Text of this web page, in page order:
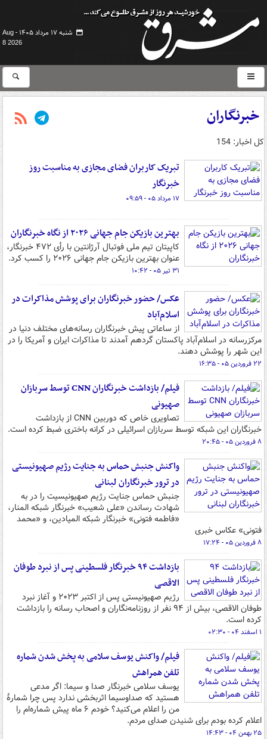
شنبه ۱۷ مرداد ۱۴۰۵ -
Aug
8 2026
خبرنگاران
کل اخبار: 154
تبریک کاربران فضای مجازی به مناسبت روز
خبرنگار
۱۷ مرداد ۰۵ - ۰۹:۵۹
بهترین بازیکن جام جهانی ۲۰۲۶ از نگاه خبرنگاران
کاپیتان تیم ملی فوتبال آرژانتین با رأی ۴۷۲ خبرنگار،
عنوان بهترین بازیکن جام جهانی ۲۰۲۶ را کسب کرد.
۳۱ تیر ۰۵ - ۱۰:۴۲
عکس/ حضور خبرنگاران برای پوشش مذاکرات در
اسلام‌آباد
از ساعاتی پیش خبرنگاران رسانه‌های مختلف دنیا در
مرکزرسانه در اسلام‌آباد پاکستان گردهم آمدند تا مذاکرات ایران و آمریکا را در
این شهر را پوشش دهند.
۲۲ فروردین ۰۵ - ۱۶:۳۵
فیلم/ بازداشت خبرنگاران CNN توسط سربازان
صهیونی
تصاویری خاص که دوربین CNN از بازداشت
خبرنگاران این شبکه توسط سربازان اسرائیلی در کرانه باختری ضبط کرده است.
۸ فروردین ۰۵ - ۲۰:۴۵
واکنش جنبش حماس به جنایت رژیم صهیونیستی
در ترور خبرنگاران لبنانی
جنبش حماس جنایت رژیم صهیونیسیت را در به
شهادت رساندن «علی شعیب» خبرنگار شبکه المنار،
«فاطمه فتونی» خبرنگار شبکه المیادین، و «محمد
فتونی» عکاس خبری
۸ فروردین ۰۵ - ۱۷:۲۴
بازداشت ۹۴ خبرنگار فلسطینی پس از نبرد طوفان
الاقصی
رژیم صهیونیستی پس از اکتبر ۲۰۲۳ و آغاز نبرد
طوفان الاقصی، بیش از ۹۴ نفر از روزنامه‌نگاران و اصحاب رسانه را بازداشت
کرده است.
۱ اسفند ۰۴ - ۰۲:۳۰
فیلم/ واکنش یوسف سلامی به پخش شدن شماره
تلفن همراهش
یوسف سلامی خبرنگار صدا و سیما: اگر مدعی
هستید که صداوسیما اثربخشی ندارد پس چرا شمارۀ
من را اعلام می‌کنید؟ خودم ۶ ماه پیش شماره‌ام را
اعلام کرده بودم برای شنیدن صدای مردم.
۲۵ بهمن ۰۴ - ۱۴:۴۳